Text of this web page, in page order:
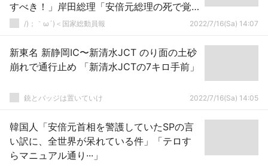
すべき！」岸田総理「安倍元総理の死で覚
醒中」日本「統一教会の政界追放を期
/)；｀ω´)＜国家総動員報 2022/7/16(Sa) 14:07
新東名 新静岡IC〜新清水JCT のり面の土砂
崩れで通行止め 「新清水JCTの7キロ手前」
銃とバッジは置いていけ 2022/7/16(Sa) 14:05
韓国人「安倍元首相を警護していたSPの言
い訳に、全世界が呆れている件」「テロす
らマニュアル通り···」